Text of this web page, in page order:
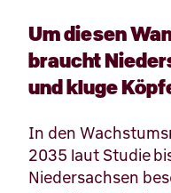
Um diesen
braucht
und kluge
In den
2035 laut Studie
Niedersachsen